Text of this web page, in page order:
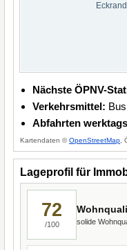
Nächste ÖPNV-
Verkehrsmittel: Bus
Abfahrten
Kartendaten ©OpenStreetMap ,
Lageprofil für
72
/100 solide